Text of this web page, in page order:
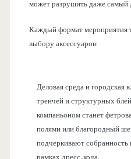
может разрушить даже самый
Каждый формат мероприятия
выбору аксессуаров:
Деловая среда и городская
тренчей и структурных
компаньоном станет
полями или благородный
подчеркивают собранность
рамках дресс-кода.